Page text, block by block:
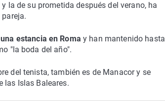
la de su prometida después del verano, ha
estancia en Roma y han mantenido hasta
"la boda del año".
del tenista, también es de Manacor y se
las Islas Baleares.